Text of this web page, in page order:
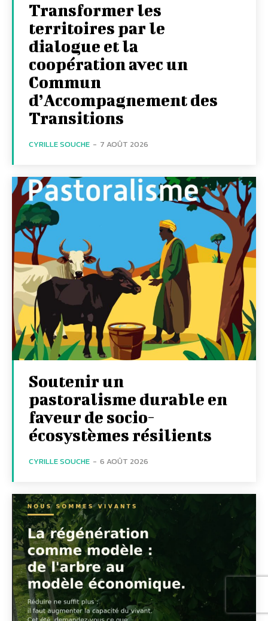
Transformer les
territoires par le
dialogue et la
coopération avec un
Commun
d’Accompagnement des
Transitions
CYRILLE SOUCHE - 7 AOÛT 2026
Soutenir un
pastoralisme durable en
faveur de socio-
écosystèmes résilients
CYRILLE SOUCHE - 6 AOÛT 2026